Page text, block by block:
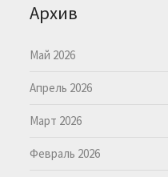
Архив
Май 2026
Апрель 2026
Март 2026
Февраль 2026